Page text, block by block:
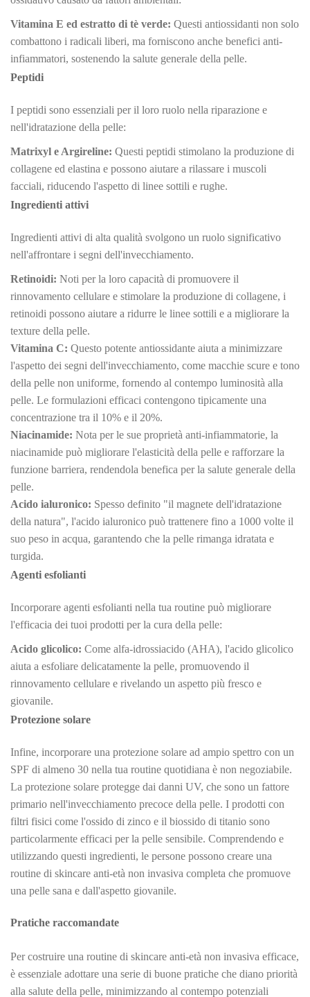
Vitamina E ed estratto di tè verde: Questi antiossidanti non solo
combattono i radicali liberi, ma forniscono anche benefici anti-
infiammatori, sostenendo la salute generale della pelle.
Peptidi
I peptidi sono essenziali per il loro ruolo nella riparazione e
nell'idratazione della pelle:
Matrixyl e Argireline: Questi peptidi stimolano la produzione di
collagene ed elastina e possono aiutare a rilassare i muscoli
facciali, riducendo l'aspetto di linee sottili e rughe.
Ingredienti attivi
Ingredienti attivi di alta qualità svolgono un ruolo significativo
nell'affrontare i segni dell'invecchiamento.
Retinoidi: Noti per la loro capacità di promuovere il
rinnovamento cellulare e stimolare la produzione di collagene, i
retinoidi possono aiutare a ridurre le linee sottili e a migliorare la
texture della pelle.
Vitamina C: Questo potente antiossidante aiuta a minimizzare
l'aspetto dei segni dell'invecchiamento, come macchie scure e tono
della pelle non uniforme, fornendo al contempo luminosità alla
pelle. Le formulazioni efficaci contengono tipicamente una
concentrazione tra il 10% e il 20%.
Niacinamide: Nota per le sue proprietà anti-infiammatorie, la
niacinamide può migliorare l'elasticità della pelle e rafforzare la
funzione barriera, rendendola benefica per la salute generale della
pelle.
Acido ialuronico: Spesso definito "il magnete dell'idratazione
della natura", l'acido ialuronico può trattenere fino a 1000 volte il
suo peso in acqua, garantendo che la pelle rimanga idratata e
turgida.
Agenti esfolianti
Incorporare agenti esfolianti nella tua routine può migliorare
l'efficacia dei tuoi prodotti per la cura della pelle:
Acido glicolico: Come alfa-idrossiacido (AHA), l'acido glicolico
aiuta a esfoliare delicatamente la pelle, promuovendo il
rinnovamento cellulare e rivelando un aspetto più fresco e
giovanile.
Protezione solare
Infine, incorporare una protezione solare ad ampio spettro con un
SPF di almeno 30 nella tua routine quotidiana è non negoziabile.
La protezione solare protegge dai danni UV, che sono un fattore
primario nell'invecchiamento precoce della pelle. I prodotti con
filtri fisici come l'ossido di zinco e il biossido di titanio sono
particolarmente efficaci per la pelle sensibile. Comprendendo e
utilizzando questi ingredienti, le persone possono creare una
routine di skincare anti-età non invasiva completa che promuove
una pelle sana e dall'aspetto giovanile.
Pratiche raccomandate
Per costruire una routine di skincare anti-età non invasiva efficace,
è essenziale adottare una serie di buone pratiche che diano priorità
alla salute della pelle, minimizzando al contempo potenziali